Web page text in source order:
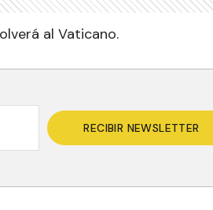
al Vaticano.
RECIBIR NEWSLETTER